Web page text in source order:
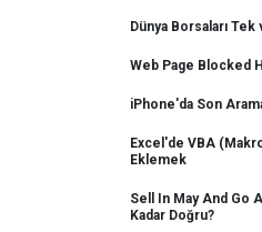
Dünya Borsaları Tek
Web Page Blocked
iPhone'da Son
Excel'de VBA
Eklemek
Sell In May And Go
Kadar Doğru?